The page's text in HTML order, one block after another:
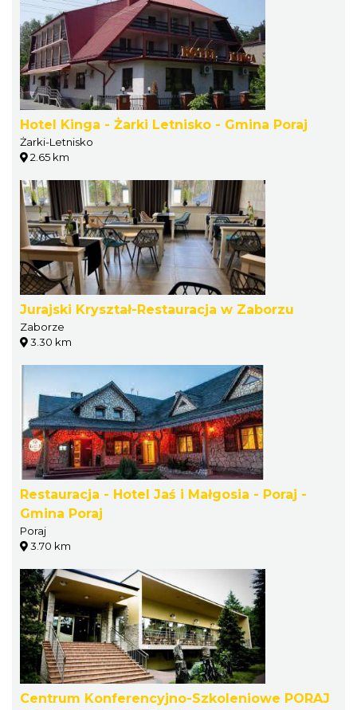
Hotel Kinga - Żarki Letnisko - Gmina Poraj
Żarki-Letnisko
2.65 km
Jurajski Kryształ-Restauracja w Zaborzu
Zaborze
3.30 km
Restauracja - Hotel Jaś i Małgosia - Poraj -
Gmina Poraj
Poraj
3.70 km
Centrum Konferencyjno-Szkoleniowe PORAJ